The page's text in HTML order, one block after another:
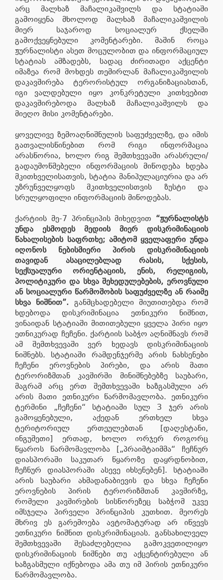
არც მალხაზ მაჩალიკაშვილს და სტატიაში
გამოიყენა მხოლოდ მალხაზ მაჩალიკაშვილის
მიერ საჯაროდ სოციალურ ქსელში
გამოქვეყნებული კომენტარები. მაშინ როცა
ჟურნალისტი ასეთ მოცულობით და ინფორმაციულ
სტატიას ამზადებს, სადაც ძირითადი აქცენტი
იმაზეა რომ მოხდეს თემირლან მაჩალიკაშვილის
დაკავშირება ტერორისტულ ორგანიზაციასთან,
იგი ვალდებული იყო კონკრეტული კითხვებით
დაკავშირებოდა მალხაზ მაჩალიკაშვილს და
მიეღო მისი კომენტარები.
ყოველივე ზემოაღნიშნულის საფუძველზე, და იმის
გათვალისწინებით რომ რიგი ინფორმაცია
არასწორია, ხოლო რიგ შემთხვევაში არასრული/
გადაუმოწმებელი ინფორმაციის მიწოდება ხდება
მკითხველისათვის, სტატია მანიპულაციურია და არ
უზრუნველყოფს მკითხველისთვის ზუსტი და
სრულყოფილი ინფორმაციის მიწოდებას.
ქარტიის მე-7 პრინციპის მიხედვით “ჟურნალისტს
უნდა ესმოდეს მედიის მიერ დისკრიმინაციის
წახალისების საფრთხე; ამიტომ ყველაფერი უნდა
იღონოს ნებისმიერი პირის დისკრიმინაციის
თავიდან ასაცილებლად რასის, სქესის,
სექსუალური ორიენტაციის, ენის, რელიგიის,
პოლიტიკური და სხვა შეხედულებების, ეროვნული
ან სოციალური წარმოშობის საფუძველზე ან რაიმე
სხვა ნიშნით”. განმცხადებელი მიუთითებდა რომ
ხდებოდა დისკრიმინაცია ეთნიკური ნიშნით,
ვინაიდან სტატიაში მითითებული ყველა პირი იყო
ეთნიკურად ჩეჩენი. ქარტიის საბჭო აღნიშნავს რომ
ამ შემთხვევაში ვერ ხედავს დისკრიმინაციის
ნიშნებს. სტატიაში რამდენჯერმე არის ნახსენები
ჩეჩენი ეროვნების პირები, და არის მათი
ტერორიზმთან კავშირში მინიშნებებზე საუბარი,
მაგრამ არც ერთ შემთხვევაში ხაზგასმული არ
არის მათი ეთნიკური წარმომავლობა. ეთნიკური
ტერმინი „ჩეჩენი“ სტატიაში სულ 3 ჯერ არის
გამოყენებული, აქედან ერთხელ სხვა
ტერიტორიულ ერთეულებთან [დაღესტანი,
ინგუშეთი] ერთად, ხოლო ორჯერ როგორც
წყაროს წარმომავლობა [„პრაიმტაიმმა“ ჩეჩნურ
დიასპორაში საკუთარ წყაროზე დაყრდნობით,
ჩეჩნურ დიასპორაში ასევე იხსენებენ]. სტატიაში
არის საუბარი ახმადანაბიევის და სხვა ჩეჩენი
ეროვნების პირის ტერორიზმთან კავშირზე,
რომელი კავშირების სისწორეზეც საბჭომ უკვე
იმსჯელა პირველი პრინციპის კუთხით. მეორეს
მხრივ ეს გარემოება ავტომატურად არ იწვევს
ეთნიკური ნიშნით დისკრიმინაციას. განსახილველ
შემთხვევაში შესაძლებელია გამოკვეთილიყო
დისკრიმინაციის ნიშნები თუ აქცენტირებული ან
ხაზგასმული იქნებოდა ამა თუ იმ პირის ეთნიკური
წარმომავლობა.